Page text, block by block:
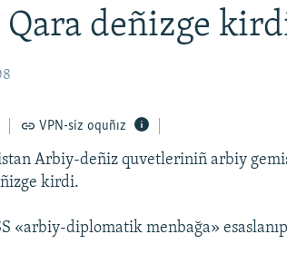
Qara deñizge
VPN-siz oquñız
Arbiy-deñiz quvetleriniñ arbiy
kirdi.
«arbiy-diplomatik menbağa»